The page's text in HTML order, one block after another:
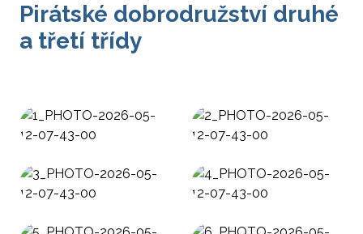
Pirátské dobrodružství druhé
a třetí třídy